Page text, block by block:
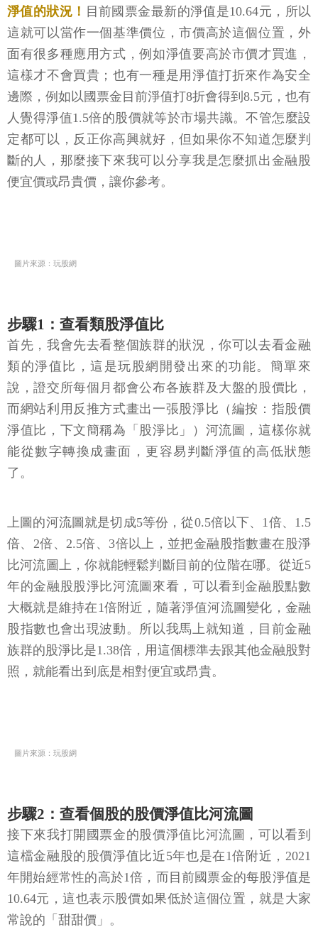
淨值的狀況！ 目前國票金最新的淨值是10.64元，所以
這就可以當作一個基準價位，市價高於這個位置，外
面有很多種應用方式，例如淨值要高於市價才買進，
這樣才不會買貴；也有一種是用淨值打折來作為安全
邊際，例如以國票金目前淨值打8折會得到8.5元，也有
人覺得淨值1.5倍的股價就等於市場共識。不管怎麼設
定都可以，反正你高興就好，但如果你不知道怎麼判
斷的人，那麼接下來我可以分享我是怎麼抓出金融股
便宜價或昂貴價，讓你參考。
圖片來源：玩股網
步驟1：查看類股淨值比
首先，我會先去看整個族群的狀況，你可以去看金融
類的淨值比，這是玩股網開發出來的功能。簡單來
說，證交所每個月都會公布各族群及大盤的股價比，
而網站利用反推方式畫出一張股淨比（編按：指股價
淨值比，下文簡稱為「股淨比」）河流圖，這樣你就
能從數字轉換成畫面，更容易判斷淨值的高低狀態
了。
上圖的河流圖就是切成5等份，從0.5倍以下、1倍、1.5
倍、2倍、2.5倍、3倍以上，並把金融股指數畫在股淨
比河流圖上，你就能輕鬆判斷目前的位階在哪。從近5
年的金融股股淨比河流圖來看，可以看到金融股點數
大概就是維持在1倍附近，隨著淨值河流圖變化，金融
股指數也會出現波動。所以我馬上就知道，目前金融
族群的股淨比是1.38倍，用這個標準去跟其他金融股對
照，就能看出到底是相對便宜或昂貴。
圖片來源：玩股網
步驟2：查看個股的股價淨值比河流圖
接下來我打開國票金的股價淨值比河流圖，可以看到
這檔金融股的股價淨值比近5年也是在1倍附近，2021
年開始經常性的高於1倍，而目前國票金的每股淨值是
10.64元，這也表示股價如果低於這個位置，就是大家
常說的「甜甜價」。